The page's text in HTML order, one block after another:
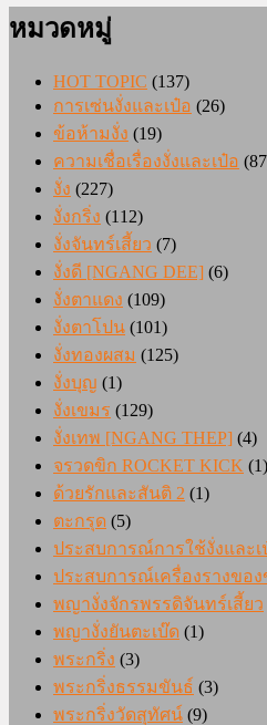
หมวดหมู่
HOT TOPIC (137)
การเซ่นงั่งและเป๋อ (26)
ข้อห้ามงั่ง (19)
ความเชื่อเรื่องงั่งและเป๋อ
งั่ง (227)
งั่งกริ่ง (112)
งั่งจันทร์เสี้ยว (7)
งั่งดี [NGANG DEE] (6)
งั่งตาแดง (109)
งั่งตาโปน (101)
งั่งทองผสม (125)
งั่งบุญ (1)
งั่งเขมร (129)
งั่งเทพ [NGANG THEP] (4)
จรวดขิก ROCKET KICK (1)
ด้วยรักและสันติ 2 (1)
ตะกรุด (5)
ประสบการณ์การใช้งั่งและเ
ประสบการณ์เครื่องรางของ
พญางั่งจักรพรรดิจันทร์เสี้ยว
พญางั่งยันตะเบ๊ด (1)
พระกริ่ง (3)
พระกริ่งธรรมขันธ์ (3)
พระกริ่งวัดสุทัศน์ (9)